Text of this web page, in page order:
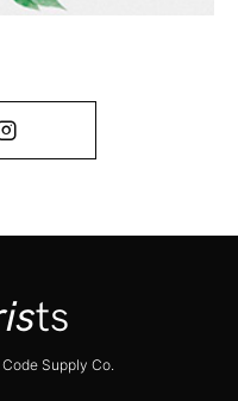
Code Supply Co.